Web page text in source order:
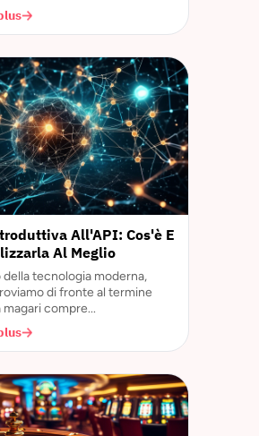
All'API: Cos'è E
Al Meglio
della tecnologia moderna,
di fronte al termine
magari compre...